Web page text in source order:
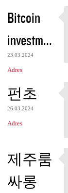
Bitcoin
investm...
23.03.2024
Adres
펀초
26.03.2024
Adres
제주룸
싸롱